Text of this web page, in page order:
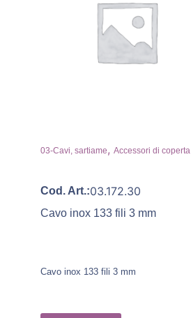
03-Cavi, sartiame, Accessori di coperta
Cod. Art.:03.172.30
Cavo inox 133 fili 3 mm
Cavo inox 133 fili 3 mm